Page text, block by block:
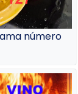
número